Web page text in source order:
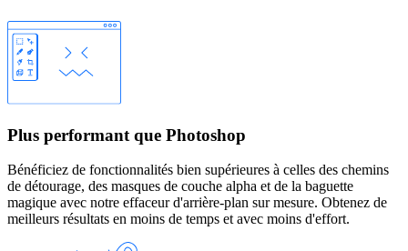
Plus performant que Photoshop
Bénéficiez de fonctionnalités bien supérieures à celles des chemins
de détourage, des masques de couche alpha et de la baguette
magique avec notre effaceur d'arrière-plan sur mesure. Obtenez de
meilleurs résultats en moins de temps et avec moins d'effort.